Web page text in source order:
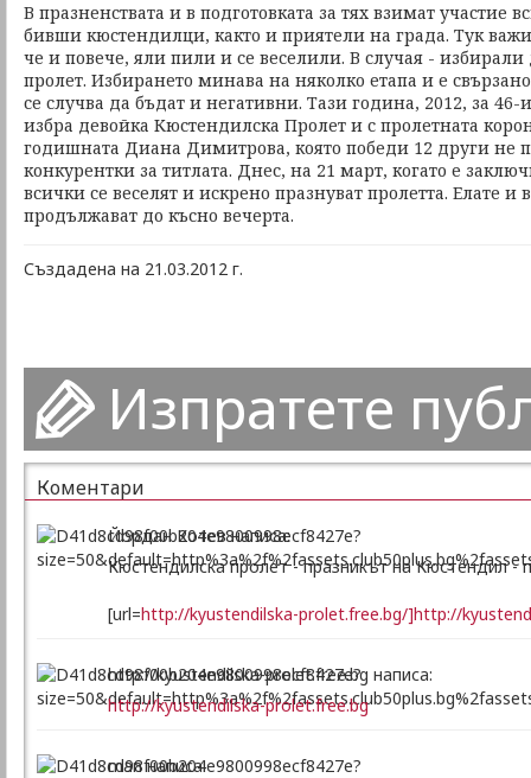
В празненствата и в подготовката за тях взимат участие
бивши кюстендилци, както и приятели на града. Тук
че и повече, яли пили и се веселили. В случая -
пролет. Избирането минава на няколко етапа и е
се случва да бъдат и негативни. Тази година, 2012, за
избра девойка Кюстендилска Пролет и с пролетната
годишната Диана Димитрова, която победи 12 други не
конкурентки за титлата. Днес, на 21 март, когато е
всички се веселят и искрено празнуват пролетта. Елате и
продължават до късно вечерта.
Създадена на 21.03.2012 г.
Изпратете
Коментари
Йордан Котев написа:
Кюстендилска пролет - празникът на Кюстендил -
[url=http://kyustendilska-prolet.free.bg/]http://
http://kyustendilska-prolet.free.bg написа:
http://kyustendilska-prolet.free.bg
man написа: